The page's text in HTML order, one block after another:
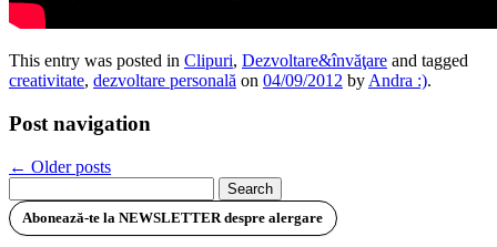
This entry was posted in Clipuri, Dezvoltare&învăţare and tagged
creativitate, dezvoltare personală on 04/09/2012 by Andra :).
Post navigation
← Older posts
for:
Abonează-te la NEWSLETTER despre alergare